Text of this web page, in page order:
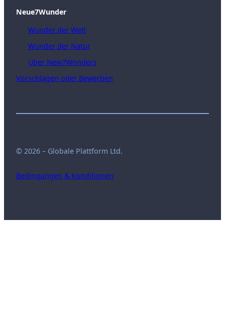
Neue7Wunder
Wunder der Welt
Wunder der Natur
Über New7Wonders
Vorschlagen oder Bewerben
© 2026 – Globale Plattform Ltd.
Bedingungen & Konditionen